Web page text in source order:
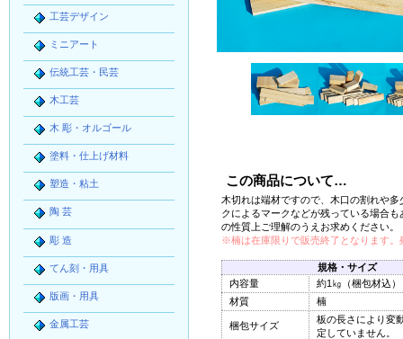
この商品について…
木切れは端材ですので、木口の割れや多
クによるマークなどが残っている場合も
の性質上ご理解のうえお求めください。
※楠は在庫限りで販売終了となります。
規格・サイズ
内容量
約1㎏（梱包材込）
材質
楠
梱包サイズ
板の長さにより変
定していません。
工芸デザイン
ミニアート
伝統工芸・民芸
木工芸
木 彫・オルゴール
塗料・仕上げ材料
塑造・粘土
陶 芸
彫 造
てん刻・用具
版画・用具
金属工芸